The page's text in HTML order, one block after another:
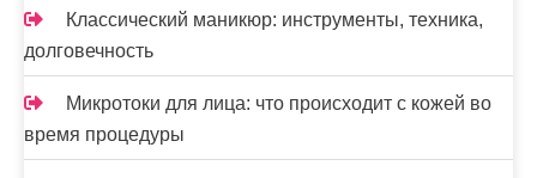
Классический маникюр: инструменты, техника,
долговечность
Микротоки для лица: что происходит с кожей во
время процедуры